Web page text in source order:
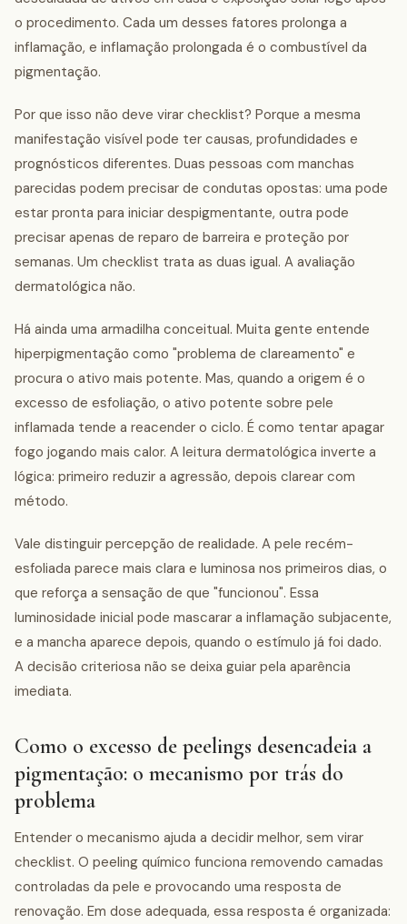
o procedimento. Cada um desses fatores prolonga a
inflamação, e inflamação prolongada é o combustível da
pigmentação.
Por que isso não deve virar checklist? Porque a mesma
manifestação visível pode ter causas, profundidades e
prognósticos diferentes. Duas pessoas com manchas
parecidas podem precisar de condutas opostas: uma pode
estar pronta para iniciar despigmentante, outra pode
precisar apenas de reparo de barreira e proteção por
semanas. Um checklist trata as duas igual. A avaliação
dermatológica não.
Há ainda uma armadilha conceitual. Muita gente entende
hiperpigmentação como "problema de clareamento" e
procura o ativo mais potente. Mas, quando a origem é o
excesso de esfoliação, o ativo potente sobre pele
inflamada tende a reacender o ciclo. É como tentar apagar
fogo jogando mais calor. A leitura dermatológica inverte a
lógica: primeiro reduzir a agressão, depois clarear com
método.
Vale distinguir percepção de realidade. A pele recém-
esfoliada parece mais clara e luminosa nos primeiros dias, o
que reforça a sensação de que "funcionou". Essa
luminosidade inicial pode mascarar a inflamação subjacente,
e a mancha aparece depois, quando o estímulo já foi dado.
A decisão criteriosa não se deixa guiar pela aparência
imediata.
Como o excesso de peelings desencadeia a
pigmentação: o mecanismo por trás do
problema
Entender o mecanismo ajuda a decidir melhor, sem virar
checklist. O peeling químico funciona removendo camadas
controladas da pele e provocando uma resposta de
renovação. Em dose adequada, essa resposta é organizada: